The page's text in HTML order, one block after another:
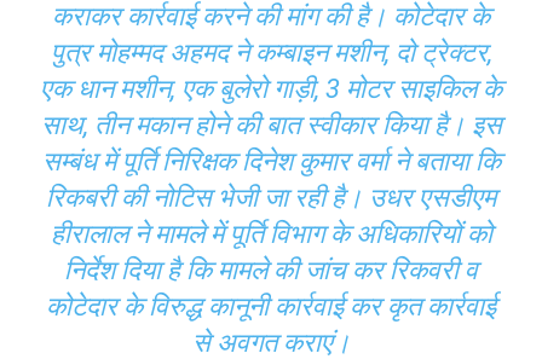
कराकर कार्रवाई करने की मांग की है। कोटेदार के
पुत्र मोहम्मद अहमद ने कम्बाइन मशीन, दो ट्रेक्टर,
एक धान मशीन, एक बुलेरो गाड़ी, 3 मोटर साइकिल के
साथ, तीन मकान होने की बात स्वीकार किया है। इस
सम्बंध में पूर्ति निरिक्षक दिनेश कुमार वर्मा ने बताया कि
रिकबरी की नोटिस भेजी जा रही है। उधर एसडीएम
हीरालाल ने मामले में पूर्ति विभाग के अधिकारियों को
निर्देश दिया है कि मामले की जांच कर रिकवरी व
कोटेदार के विरुद्ध कानूनी कार्रवाई कर कृत कार्रवाई
से अवगत कराएं।